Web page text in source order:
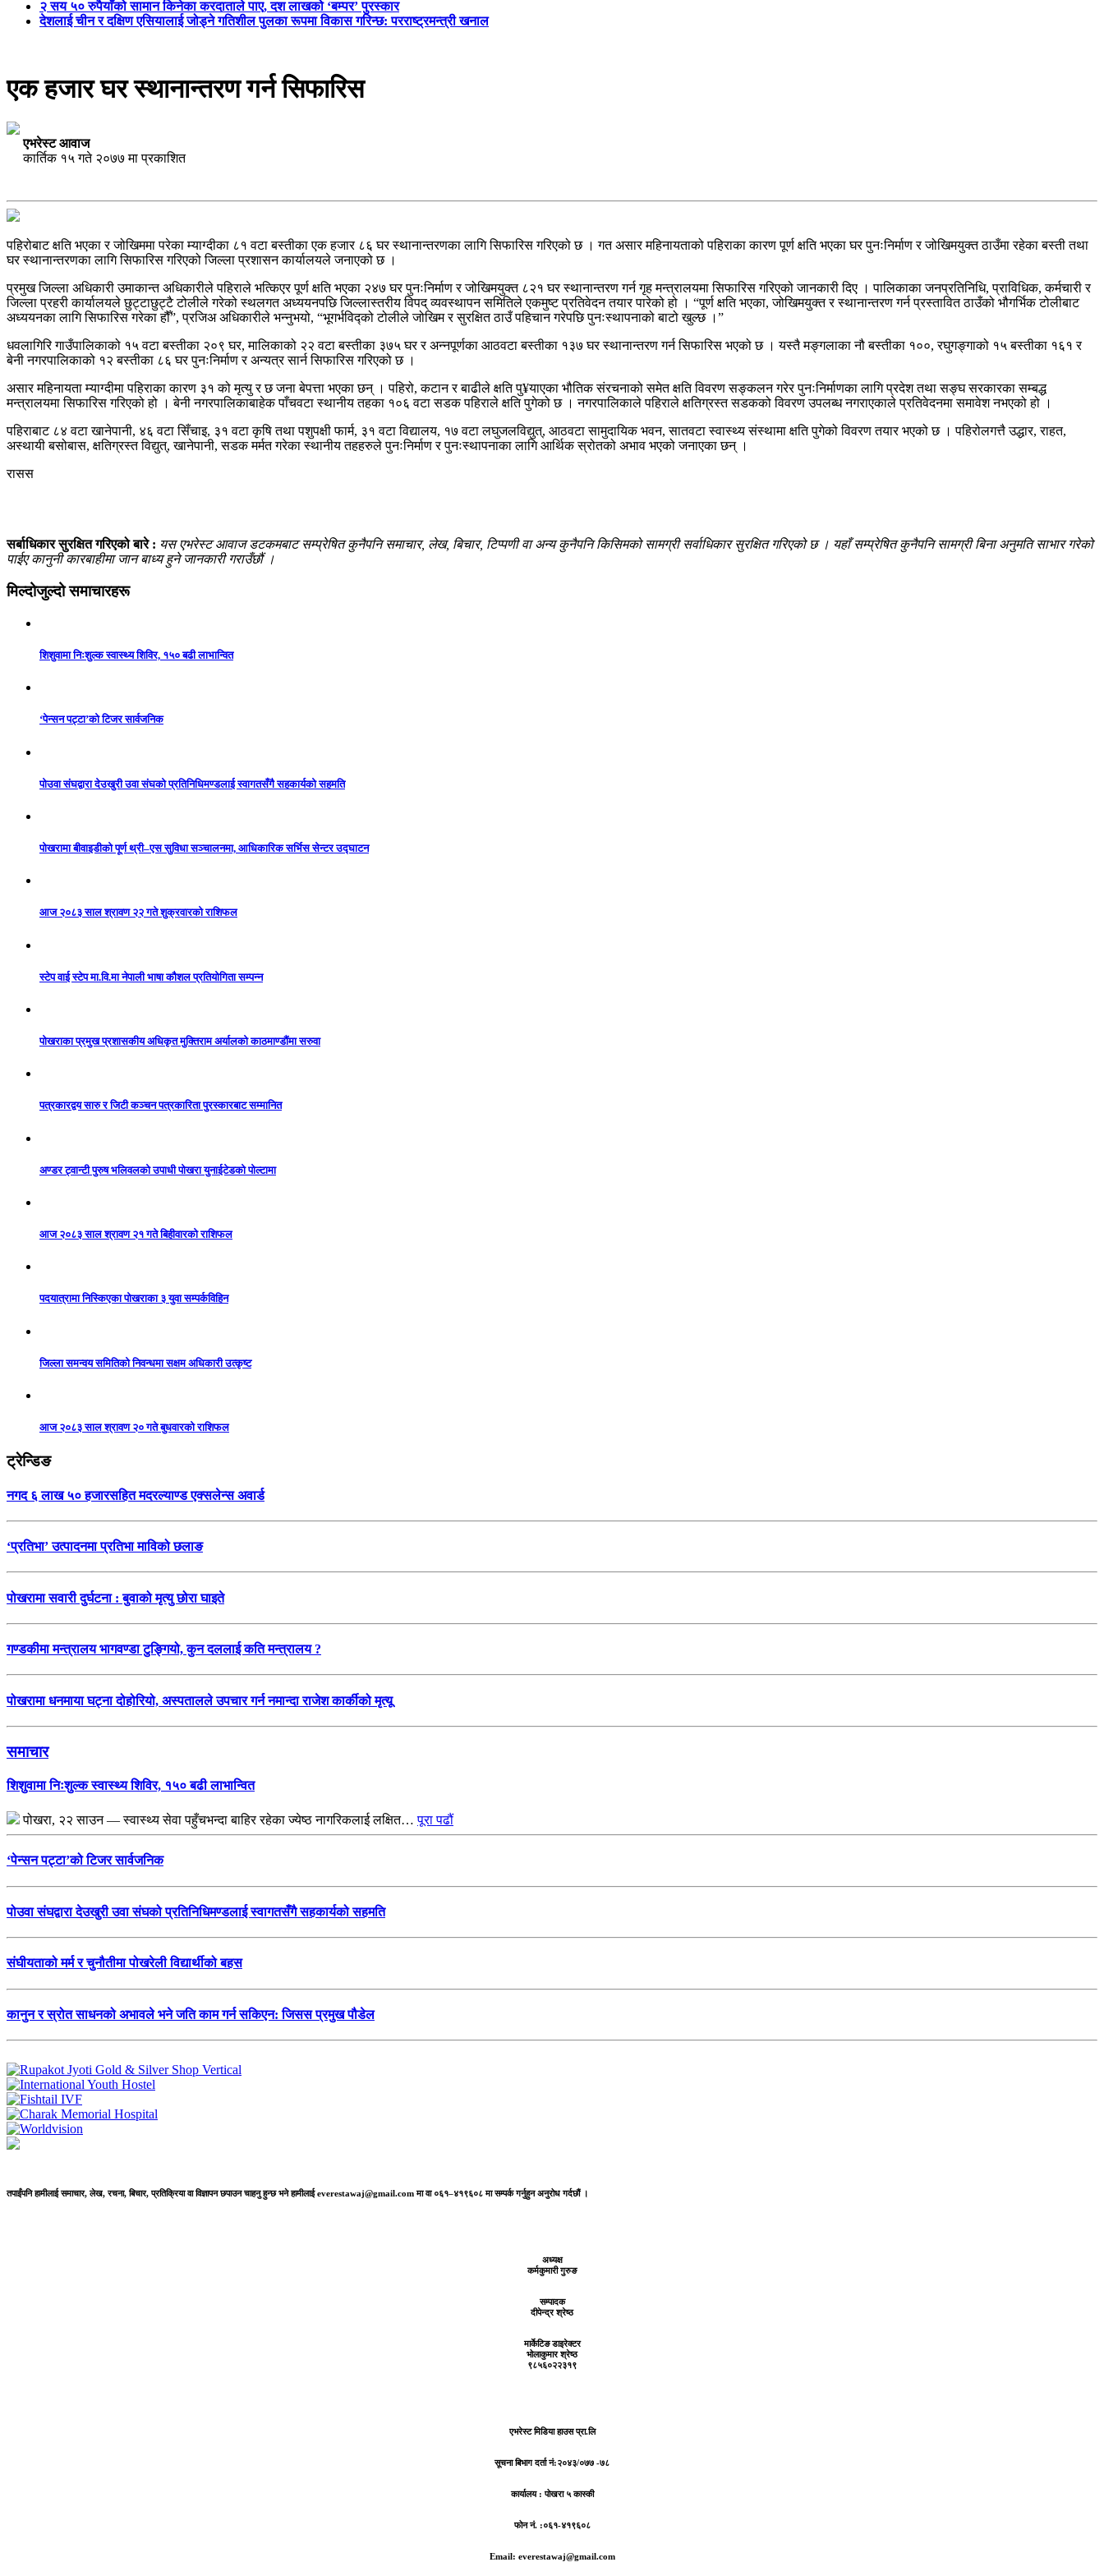
२ सय ५० रुपैयाँको सामान किनेका करदाताले पाए, दश लाखको ‘बम्पर’ पुरस्कार
देशलाई चीन र दक्षिण एसियालाई जोड्ने गतिशील पुलका रूपमा विकास गरिन्छ: परराष्ट्रमन्त्री खनाल
एक हजार घर स्थानान्तरण गर्न सिफारिस
एभरेस्ट आवाज
कार्तिक १५ गते २०७७ मा प्रकाशित
पहिरोबाट क्षति भएका र जोखिममा परेका म्याग्दीका ८१ वटा बस्तीका एक हजार ८६ घर स्थानान्तरणका लागि सिफारिस गरिएको छ । गत असार महिनायताको पहिराका कारण पूर्ण क्षति भएका घर पुनःनिर्माण र जोखिमयुक्त ठाउँमा रहेका बस्ती तथा
घर स्थानान्तरणका लागि सिफारिस गरिएको जिल्ला प्रशासन कार्यालयले जनाएको छ ।
प्रमुख जिल्ला अधिकारी उमाकान्त अधिकारीले पहिराले भत्किएर पूर्ण क्षति भएका २४७ घर पुनःनिर्माण र जोखिमयुक्त ८२१ घर स्थानान्तरण गर्न गृह मन्त्रालयमा सिफारिस गरिएको जानकारी दिए । पालिकाका जनप्रतिनिधि, प्राविधिक, कर्मचारी र
जिल्ला प्रहरी कार्यालयले छुट्टाछुट्टै टोलीले गरेको स्थलगत अध्ययनपछि जिल्लास्तरीय विपद् व्यवस्थापन समितिले एकमुष्ट प्रतिवेदन तयार पारेको हो । “पूर्ण क्षति भएका, जोखिमयुक्त र स्थानान्तरण गर्न प्रस्तावित ठाउँको भौगर्भिक टोलीबाट
अध्ययनका लागि सिफारिस गरेका हौँ”, प्रजिअ अधिकारीले भन्नुभयो, “भूगर्भविद्को टोलीले जोखिम र सुरक्षित ठाउँ पहिचान गरेपछि पुनःस्थापनाको बाटो खुल्छ ।”
धवलागिरि गाउँपालिकाको १५ वटा बस्तीका २०९ घर, मालिकाको २२ वटा बस्तीका ३७५ घर र अन्नपूर्णका आठवटा बस्तीका १३७ घर स्थानान्तरण गर्न सिफारिस भएको छ । यस्तै मङ्गलाका नौ बस्तीका १००, रघुगङ्गाको १५ बस्तीका १६१ र
बेनी नगरपालिकाको १२ बस्तीका ८६ घर पुनःनिर्माण र अन्यत्र सार्न सिफारिस गरिएको छ ।
असार महिनायता म्याग्दीमा पहिराका कारण ३१ को मृत्यु र छ जना बेपत्ता भएका छन् । पहिरो, कटान र बाढीले क्षति पु¥याएका भौतिक संरचनाको समेत क्षति विवरण सङ्कलन गरेर पुनःनिर्माणका लागि प्रदेश तथा सङ्घ सरकारका सम्बद्ध
मन्त्रालयमा सिफारिस गरिएको हो । बेनी नगरपालिकाबाहेक पाँचवटा स्थानीय तहका १०६ वटा सडक पहिराले क्षति पुगेको छ । नगरपालिकाले पहिराले क्षतिग्रस्त सडकको विवरण उपलब्ध नगराएकाले प्रतिवेदनमा समावेश नभएको हो ।
पहिराबाट ८४ वटा खानेपानी, ४६ वटा सिँचाइ, ३१ वटा कृषि तथा पशुपक्षी फार्म, ३१ वटा विद्यालय, १७ वटा लघुजलविद्युत्, आठवटा सामुदायिक भवन, सातवटा स्वास्थ्य संस्थामा क्षति पुगेको विवरण तयार भएको छ । पहिरोलगत्तै उद्धार, राहत,
अस्थायी बसोबास, क्षतिग्रस्त विद्युत्, खानेपानी, सडक मर्मत गरेका स्थानीय तहहरुले पुनःनिर्माण र पुनःस्थापनाका लागि आर्थिक स्रोतको अभाव भएको जनाएका छन् ।
रासस
सर्बाधिकार सुरक्षित गरिएको बारे : यस एभरेस्ट आवाज डटकमबाट सम्प्रेषित कुनैपनि समाचार, लेख, बिचार, टिप्पणी वा अन्य कुनैपनि किसिमको सामग्री सर्वाधिकार सुरक्षित गरिएको छ । यहाँ सम्प्रेषित कुनैपनि सामग्री बिना अनुमति साभार गरेको
पाईए कानुनी कारबाहीमा जान बाध्य हुने जानकारी गराउँछौं ।
मिल्दोजुल्दो समाचारहरू
शिशुवामा निःशुल्क स्वास्थ्य शिविर, १५० बढी लाभान्वित
‘पेन्सन पट्टा’को टिजर सार्वजनिक
पोउवा संघद्वारा देउखुरी उवा संघको प्रतिनिधिमण्डलाई स्वागतसँगै सहकार्यको सहमति
पोखरामा बीवाइडीको पूर्ण थ्री–एस सुविधा सञ्चालनमा, आधिकारिक सर्भिस सेन्टर उद्घाटन
आज २०८३ साल श्रावण २२ गते शुक्रवारको राशिफल
स्टेप वाई स्टेप मा.वि.मा नेपाली भाषा कौशल प्रतियोगिता सम्पन्न
पोखराका प्रमुख प्रशासकीय अधिकृत मुक्तिराम अर्यालको काठमाण्डौंमा सरुवा
पत्रकारद्वय सारु र जिटी कञ्चन पत्रकारिता पुरस्कारबाट सम्मानित
अण्डर ट्वान्टी पुरुष भलिवलको उपाधी पोखरा युनाईटेडको पोल्टामा
आज २०८३ साल श्रावण २१ गते बिहीवारको राशिफल
पदयात्रामा निस्किएका पोखराका ३ युवा सम्पर्कविहिन
जिल्ला समन्वय समितिको निवन्धमा सक्षम अधिकारी उत्कृष्ट
आज २०८३ साल श्रावण २० गते बुधवारको राशिफल
ट्रेन्डिङ
नगद ६ लाख ५० हजारसहित मदरल्याण्ड एक्सलेन्स अवार्ड
‘प्रतिभा’ उत्पादनमा प्रतिभा माविको छलाङ
पोखरामा सवारी दुर्घटना : बुवाको मृत्यु छोरा घाइते
गण्डकीमा मन्त्रालय भागवण्डा टुङ्गियो, कुन दललाई कति मन्त्रालय ?
पोखरामा धनमाया घट्ना दोहोरियो, अस्पतालले उपचार गर्न नमान्दा राजेश कार्कीको मृत्यू
समाचार
शिशुवामा निःशुल्क स्वास्थ्य शिविर, १५० बढी लाभान्वित
पोखरा, २२ साउन — स्वास्थ्य सेवा पहुँचभन्दा बाहिर रहेका ज्येष्ठ नागरिकलाई लक्षित…पूरा पढौं
‘पेन्सन पट्टा’को टिजर सार्वजनिक
पोउवा संघद्वारा देउखुरी उवा संघको प्रतिनिधिमण्डलाई स्वागतसँगै सहकार्यको सहमति
संघीयताको मर्म र चुनौतीमा पोखरेली विद्यार्थीको बहस
कानुन र स्रोत साधनको अभावले भने जति काम गर्न सकिएन: जिसस प्रमुख पौडेल
तपाईंपनि हामीलाई समाचार, लेख, रचना, बिचार, प्रतिक्रिया वा विज्ञापन छपाउन चाहनु हुन्छ भने हामीलाई everestawaj@gmail.com मा वा ०६१–४१९६०८ मा सम्पर्क गर्नुहुन अनुरोध गर्दछौं ।
अध्यक्ष
कर्मकुमारी गुरुङ
सम्पादक
दीपेन्द्र श्रेष्ठ
मार्केटिङ डाइरेक्टर
भोलाकुमार श्रेष्ठ
९८५६०२२३१९
एभरेस्ट मिडिया हाउस प्रा.लि
सूचना बिभाग दर्ता नं:२०४३/०७७ -७८
कार्यालय :पोखरा ५ कास्की
फोन नं. :०६१-४१९६०८
Email: everestawaj@gmail.com